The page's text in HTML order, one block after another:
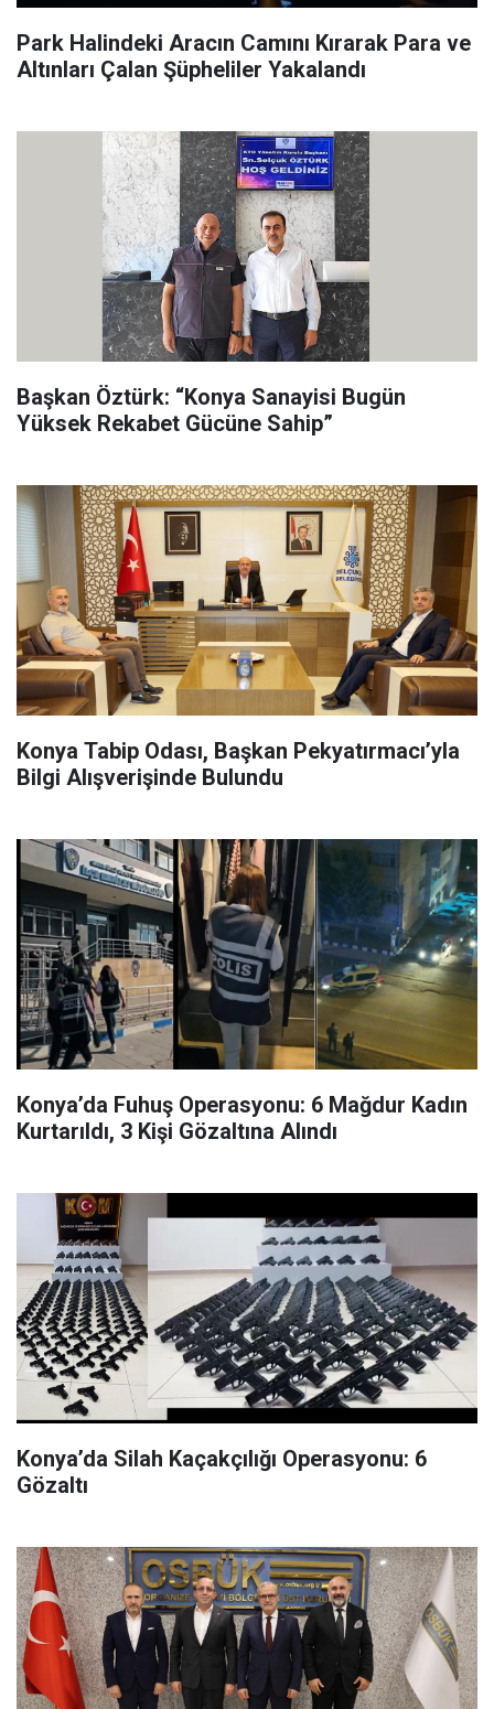
Park Halindeki Aracın Camını Kırarak Para ve
Altınları Çalan Şüpheliler Yakalandı
Başkan Öztürk: “Konya Sanayisi Bugün
Yüksek Rekabet Gücüne Sahip”
Konya Tabip Odası, Başkan Pekyatırmacı’yla
Bilgi Alışverişinde Bulundu
Konya’da Fuhuş Operasyonu: 6 Mağdur Kadın
Kurtarıldı, 3 Kişi Gözaltına Alındı
Konya’da Silah Kaçakçılığı Operasyonu: 6
Gözaltı